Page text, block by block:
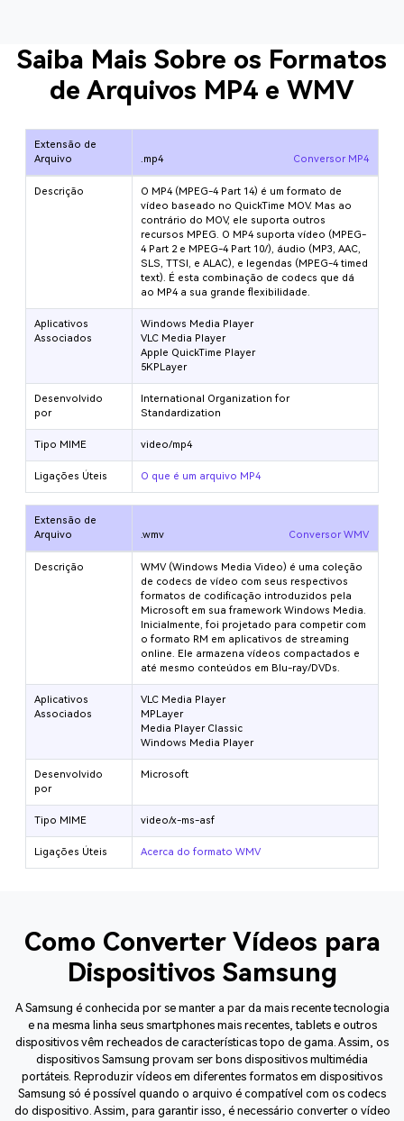
Saiba Mais Sobre os Formatos
de Arquivos MP4 e WMV
Extensão de
Arquivo
.mp4 Conversor MP4
Descrição
O MP4 (MPEG-4 Part 14) é um formato de
vídeo baseado no QuickTime MOV. Mas ao
contrário do MOV, ele suporta outros
recursos MPEG. O MP4 suporta vídeo (MPEG-
4 Part 2 e MPEG-4 Part 10/), áudio (MP3, AAC,
SLS, TTSI, e ALAC), e legendas (MPEG-4 timed
text). É esta combinação de codecs que dá
ao MP4 a sua grande flexibilidade.
Aplicativos
Associados
Windows Media Player
VLC Media Player
Apple QuickTime Player
5KPLayer
Desenvolvido
por
International Organization for
Standardization
Tipo MIME video/mp4
Ligações Úteis O que é um arquivo MP4
Extensão de
Arquivo
.wmv Conversor WMV
Descrição
WMV (Windows Media Video) é uma coleção
de codecs de vídeo com seus respectivos
formatos de codificação introduzidos pela
Microsoft em sua framework Windows Media.
Inicialmente, foi projetado para competir com
o formato RM em aplicativos de streaming
online. Ele armazena vídeos compactados e
até mesmo conteúdos em Blu-ray/DVDs.
Aplicativos
Associados
VLC Media Player
MPLayer
Media Player Classic
Windows Media Player
Desenvolvido
por
Microsoft
Tipo MIME video/x-ms-asf
Ligações Úteis Acerca do formato WMV
Como Converter Vídeos para
Dispositivos Samsung
A Samsung é conhecida por se manter a par da mais recente tecnologia
e na mesma linha seus smartphones mais recentes, tablets e outros
dispositivos vêm recheados de características topo de gama. Assim, os
dispositivos Samsung provam ser bons dispositivos multimédia
portáteis. Reproduzir vídeos em diferentes formatos em dispositivos
Samsung só é possível quando o arquivo é compatível com os codecs
do dispositivo. Assim, para garantir isso, é necessário converter o vídeo